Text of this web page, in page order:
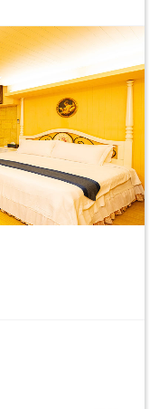
福之旅；爺爺、奶奶
我想要的感覺呀！